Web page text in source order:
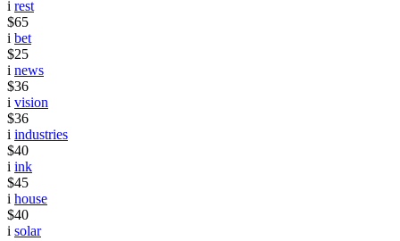
i rest
$65
i bet
$25
i news
$36
i vision
$36
i industries
$40
i ink
$45
i house
$40
i solar